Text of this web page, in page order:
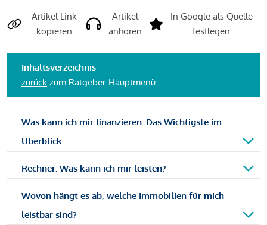
Artikel Link
kopieren
Artikel
anhören
In Google als Quelle
festlegen
Inhaltsverzeichnis
zurück zum Ratgeber-Hauptmenü
Was kann ich mir finanzieren: Das Wichtigste im
Überblick
Rechner: Was kann ich mir leisten?
Wovon hängt es ab, welche Immobilien für mich
leistbar sind?